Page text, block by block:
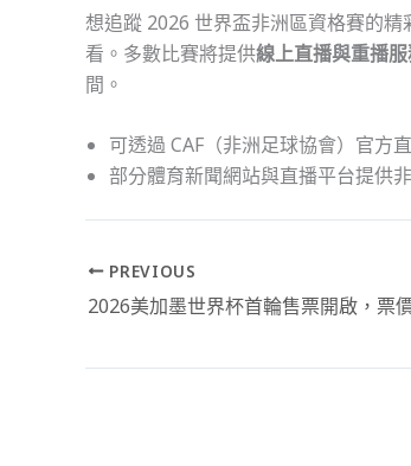
想追蹤 2026 世界盃非洲區資格賽的
看。多數比賽將提供線上直播與重播
間。
可透過 CAF（非洲足球協會）官方
部分體育新聞網站與直播平台提供
PREVIOUS